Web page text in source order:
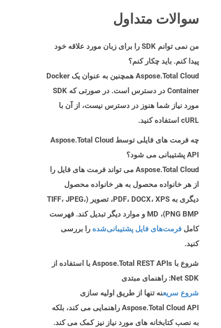
سوالات متداول
من نمی توانم SDK را برای زبان مورد علاقه خود
پیدا کنم. باید چکار کنم؟
Aspose.Total Cloud همچنین به عنوان یک Docker
Container در دسترس است. در صورتی که SDK
مورد نیاز شما هنوز در دسترس نیست، از آن با
cURL استفاده کنید.
چه فرمت های فایلی توسط Aspose.Total Cloud
API پشتیبانی می شود؟
Aspose.Total Cloud می تواند فرمت های فایل را
از هر خانواده محصول به هر خانواده محصول
دیگری به PDF، DOCX، XPS، تصویر (TIFF، JPEG،
PNG BMP)، MD و موارد دیگر تبدیل کند. فهرست
کامل فرمت‌های فایل پشتیبانی‌شده را بررسی
کنید.
شروع با Aspose.Total REST APIs با استفاده از
Net SDK: راهنمای مبتدی
شروع سریعنه تنها از طریق اولیه سازی
Aspose.Total Cloud API راهنمایی می کند، بلکه
به نصب کتابخانه های مورد نیاز نیز کمک می کند.